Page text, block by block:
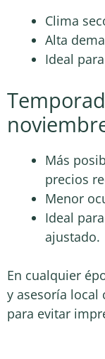
Clima
Alta
Ideal
Más
precios
Menor
Ideal
ajustado.
En cualquier
y asesoría local
para evitar